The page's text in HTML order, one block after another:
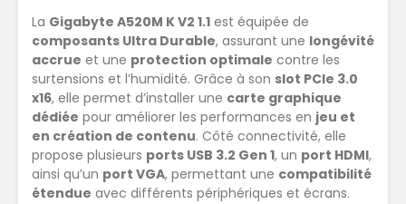
La Gigabyte A520M K V2 1.1 est équipée de
composants Ultra Durable, assurant une longévité
accrue et une protection optimale contre les
surtensions et l’humidité. Grâce à son slot PCIe 3.0
x16, elle permet d’installer une carte graphique
dédiée pour améliorer les performances en jeu et
en création de contenu. Côté connectivité, elle
propose plusieurs ports USB 3.2 Gen 1, un port HDMI,
ainsi qu’un port VGA, permettant une compatibilité
étendue avec différents périphériques et écrans.